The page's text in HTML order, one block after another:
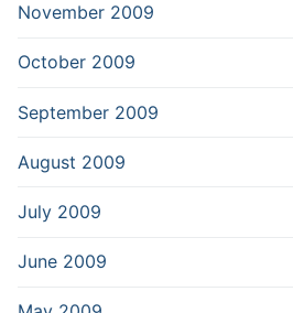
November 2009
October 2009
September 2009
August 2009
July 2009
June 2009